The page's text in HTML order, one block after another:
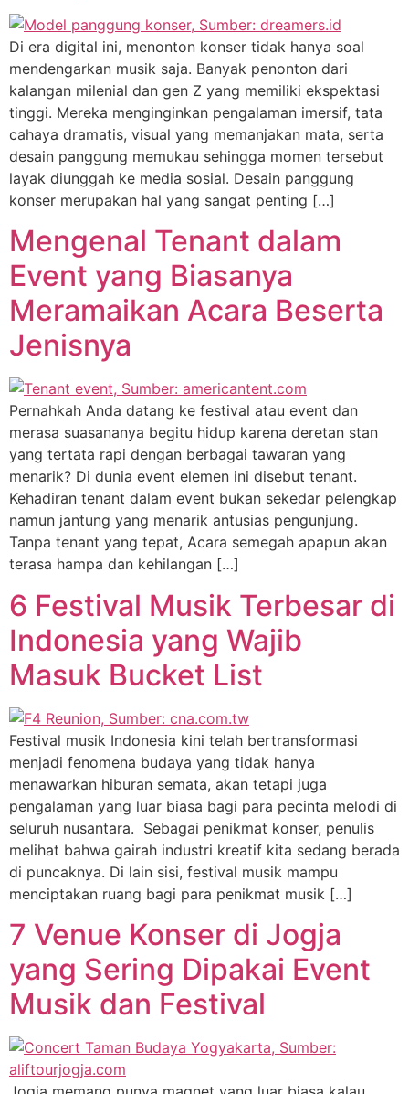
Di era digital ini, menonton konser tidak hanya soal
mendengarkan musik saja. Banyak penonton dari
kalangan milenial dan gen Z yang memiliki ekspektasi
tinggi. Mereka menginginkan pengalaman imersif, tata
cahaya dramatis, visual yang memanjakan mata, serta
desain panggung memukau sehingga momen tersebut
layak diunggah ke media sosial. Desain panggung
konser merupakan hal yang sangat penting […]
Mengenal Tenant dalam
Event yang Biasanya
Meramaikan Acara Beserta
Jenisnya
Pernahkah Anda datang ke festival atau event dan
merasa suasananya begitu hidup karena deretan stan
yang tertata rapi dengan berbagai tawaran yang
menarik? Di dunia event elemen ini disebut tenant.
Kehadiran tenant dalam event bukan sekedar pelengkap
namun jantung yang menarik antusias pengunjung.
Tanpa tenant yang tepat, Acara semegah apapun akan
terasa hampa dan kehilangan […]
6 Festival Musik Terbesar di
Indonesia yang Wajib
Masuk Bucket List
Festival musik Indonesia kini telah bertransformasi
menjadi fenomena budaya yang tidak hanya
menawarkan hiburan semata, akan tetapi juga
pengalaman yang luar biasa bagi para pecinta melodi di
seluruh nusantara. Sebagai penikmat konser, penulis
melihat bahwa gairah industri kreatif kita sedang berada
di puncaknya. Di lain sisi, festival musik mampu
menciptakan ruang bagi para penikmat musik […]
7 Venue Konser di Jogja
yang Sering Dipakai Event
Musik dan Festival